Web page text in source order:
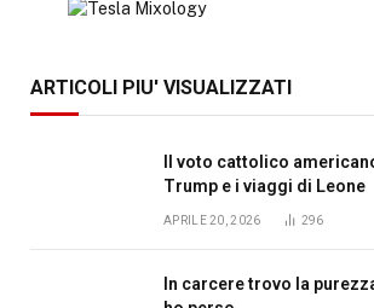
ARTICOLI PIU' VISUALIZZATI
Il voto cattolico
Trump e i viaggi di Leone
APRILE 20, 2026 296
In carcere trovo la